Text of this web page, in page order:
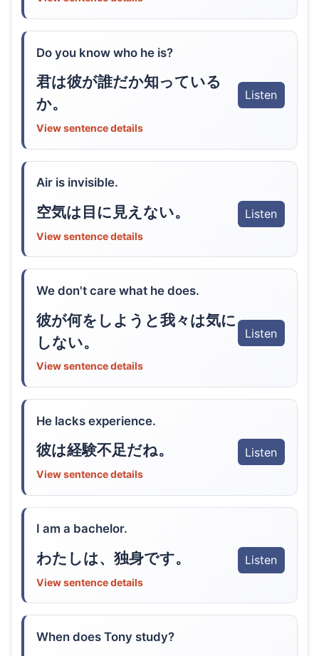
Do you know who he is?
君は彼が誰だか知っている
か。
Listen
View sentence details
Air is invisible.
空気は目に見えない。 Listen
View sentence details
We don't care what he does.
彼が何をしようと我々は気に
しない。
Listen
View sentence details
He lacks experience.
彼は経験不足だね。 Listen
View sentence details
I am a bachelor.
わたしは、独身です。 Listen
View sentence details
When does Tony study?